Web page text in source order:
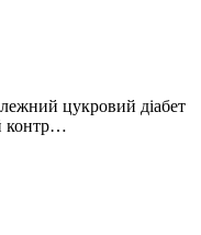
цукровий діабет
контр…